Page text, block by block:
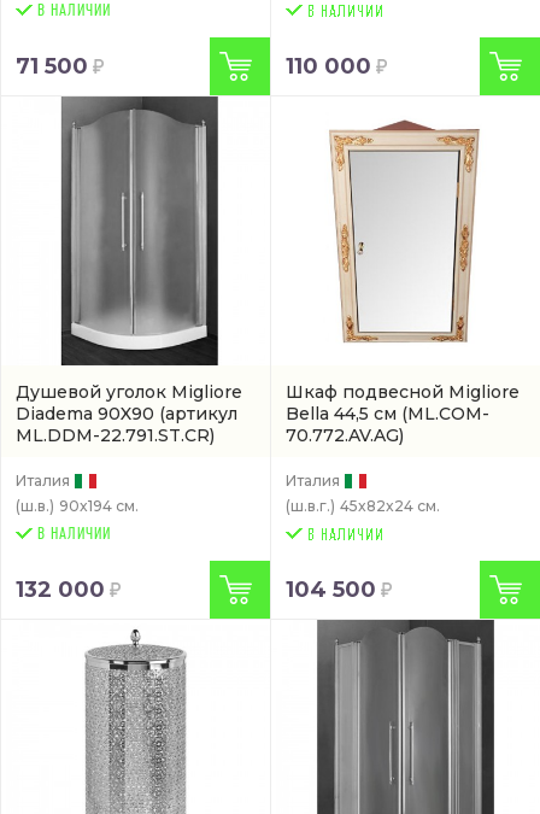
В НАЛИЧИИ
71 500 110 000
Душевой уголок Migliore
Diadema 90X90 (артикул
ML.DDM-22.791.ST.CR)
Италия
(ш.в.) 90x194 см.
В НАЛИЧИИ
132 000
Шкаф подвесной Migliore
Bella 44,5 см (ML.COM-
70.772.AV.AG)
Италия
(ш.в.г.) 45x82x24 см.
104 500